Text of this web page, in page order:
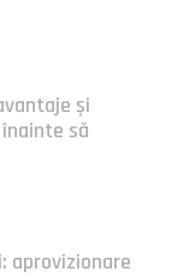
și
să
aprovizionare